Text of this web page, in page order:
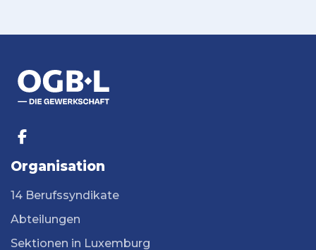
Organisation
14 Berufssyndikate
Abteilungen
Sektionen in Luxemburg